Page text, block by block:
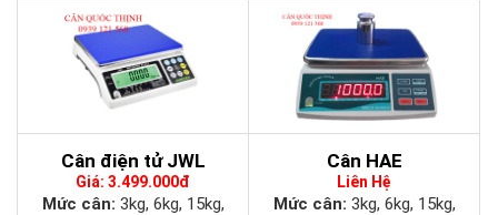
hộp cân
Trọng
lượng cân
3 kg
Trọng
lượng vận
chuyển
Cân điện tử JWL
Giá: 3.499.000đ
Mức cân: 3kg, 6kg, 15kg,
Cân HAE
Liên Hệ
Mức cân: 3kg, 6kg, 15kg,